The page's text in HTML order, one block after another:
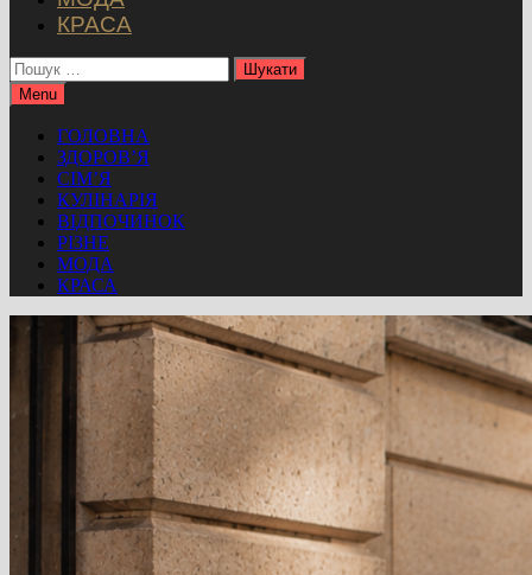
КРАСА
Пошук:
Menu
ГОЛОВНА
ЗДОРОВ’Я
СІМ’Я
КУЛІНАРІЯ
ВІДПОЧИНОК
РІЗНЕ
МОДА
КРАСА